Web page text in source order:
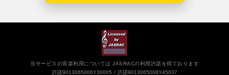
当サービスの音楽利用については JASRACの利用許諾を得ております
許諾9013065006Y30005
許諾9013065008Y45037